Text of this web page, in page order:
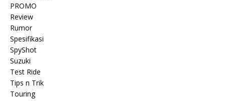
PROMO
Review
Rumor
Spesifikasi
SpyShot
Suzuki
Test Ride
Tips n Trik
Touring